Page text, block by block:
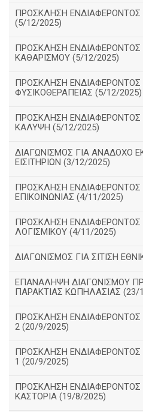
ΠΡΟΣΚΛΗΣΗ ΕΝΔΙΑΦΕΡΟΝΤΟΣ
(5/12/2025)
ΠΡΟΣΚΛΗΣΗ ΕΝΔΙΑΦΕΡΟΝΤΟΣ
ΚΑΘΑΡΙΣΜΟΥ (5/12/2025)
ΠΡΟΣΚΛΗΣΗ ΕΝΔΙΑΦΕΡΟΝΤΟΣ
ΦΥΣΙΚΟΘΕΡΑΠΕΙΑΣ (5/12/2025)
ΠΡΟΣΚΛΗΣΗ ΕΝΔΙΑΦΕΡΟΝΤΟΣ
ΚΑΛΥΨΗ (5/12/2025)
ΔΙΑΓΩΝΙΣΜΟΣ ΓΙΑ ΑΝΑΔΟΧΟ
ΕΙΣΙΤΗΡΙΩΝ (3/12/2025)
ΠΡΟΣΚΛΗΣΗ ΕΝΔΙΑΦΕΡΟΝΤΟΣ
ΕΠΙΚΟΙΝΩΝΙΑΣ (4/11/2025)
ΠΡΟΣΚΛΗΣΗ ΕΝΔΙΑΦΕΡΟΝΤΟΣ
ΛΟΓΙΣΜΙΚΟΥ (4/11/2025)
ΔΙΑΓΩΝΙΣΜΟΣ ΓΙΑ ΣΙΤΙΣΗ
ΕΠΑΝΑΛΗΨΗ ΔΙΑΓΩΝΙΣΜΟΥ
ΠΑΡΑΚΤΙΑΣ ΚΩΠΗΛΑΣΙΑΣ (23/
ΠΡΟΣΚΛΗΣΗ ΕΝΔΙΑΦΕΡΟΝΤΟΣ
2 (20/9/2025)
ΠΡΟΣΚΛΗΣΗ ΕΝΔΙΑΦΕΡΟΝΤΟΣ
1 (20/9/2025)
ΠΡΟΣΚΛΗΣΗ ΕΝΔΙΑΦΕΡΟΝΤΟΣ
ΚΑΣΤΟΡΙΑ (19/8/2025)